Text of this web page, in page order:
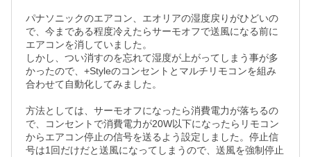
パナソニックのエアコン、エオリアの湿度戻りがひどいの
で、今まである程度冷えたらサーモオフで送風になる前に
エアコンを消していました。
しかし、つい消すのを忘れて湿度が上がってしまう事が多
かったので、+Styleのコンセントとマルチリモコンを組み
合わせて自動化してみました。
方法としては、サーモオフになったら消費電力が落ちるの
で、コンセントで消費電力が20W以下になったらリモコン
からエアコン停止の信号を送るよう設定しました。停止信
号は1回だけだと送風になってしまうので、送風を強制停止